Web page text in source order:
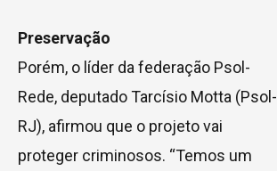
Preservação
Porém, o líder da federação Psol-
Rede, deputado Tarcísio Motta (Psol-
RJ), afirmou que o projeto vai
proteger criminosos. “Temos um